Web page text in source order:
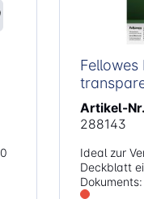
Fellowes
Artikel-
288143
Ideal zur
Deckblatt